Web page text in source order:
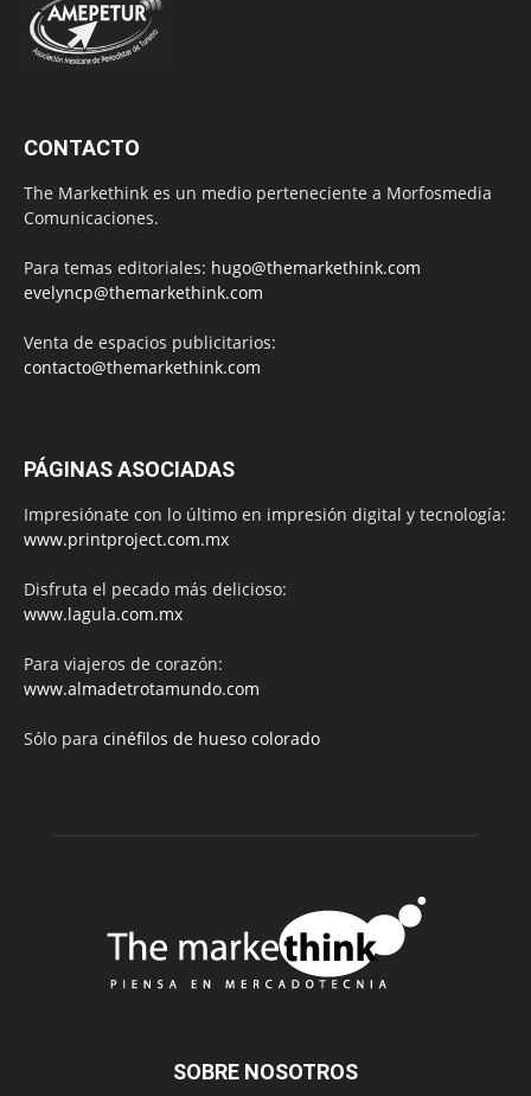
CONTACTO
The Markethink es un medio perteneciente a Morfosmedia
Comunicaciones.
Para temas editoriales: hugo@themarkethink.com
evelyncp@themarkethink.com
Venta de espacios publicitarios:
contacto@themarkethink.com
PÁGINAS ASOCIADAS
Impresiónate con lo último en impresión digital y tecnología:
www.printproject.com.mx
Disfruta el pecado más delicioso:
www.lagula.com.mx
Para viajeros de corazón:
www.almadetrotamundo.com
Sólo para cinéfilos de hueso colorado
SOBRE NOSOTROS